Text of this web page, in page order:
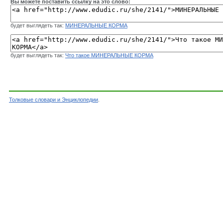
Вы можете поставить ссылку на это слово:
будет выглядеть так: МИНЕРАЛЬНЫЕ КОРМА
будет выглядеть так: Что такое МИНЕРАЛЬНЫЕ КОРМА
Толковые словари и Энциклопедии